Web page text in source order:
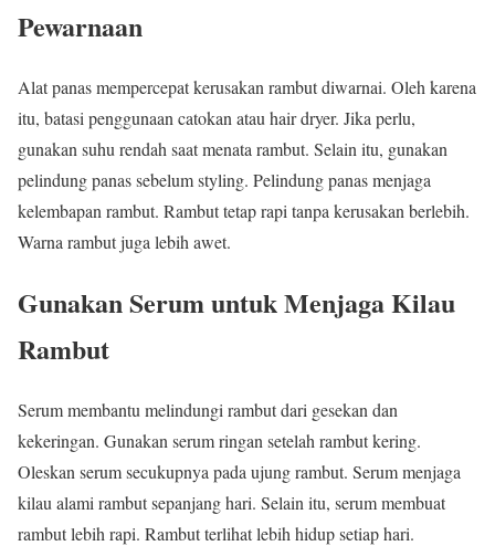
Pewarnaan
Alat panas mempercepat kerusakan rambut diwarnai. Oleh karena
itu, batasi penggunaan catokan atau hair dryer. Jika perlu,
gunakan suhu rendah saat menata rambut. Selain itu, gunakan
pelindung panas sebelum styling. Pelindung panas menjaga
kelembapan rambut. Rambut tetap rapi tanpa kerusakan berlebih.
Warna rambut juga lebih awet.
Gunakan Serum untuk Menjaga Kilau
Rambut
Serum membantu melindungi rambut dari gesekan dan
kekeringan. Gunakan serum ringan setelah rambut kering.
Oleskan serum secukupnya pada ujung rambut. Serum menjaga
kilau alami rambut sepanjang hari. Selain itu, serum membuat
rambut lebih rapi. Rambut terlihat lebih hidup setiap hari.